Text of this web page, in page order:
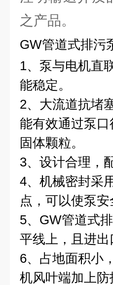
之产品。
GW管道式排污
1、 泵与电机直
能稳定。
2、大流道抗堵
能有效通过泵
固体颗粒。
3、设计合理，
4、机械密封采
点，可以使泵
5、 GW管道式
平线上，且进
6、占地面积小
机风叶端加上